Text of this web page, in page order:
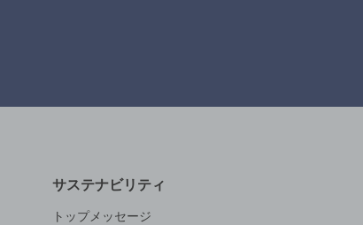
サステナビリティ
トップメッセージ